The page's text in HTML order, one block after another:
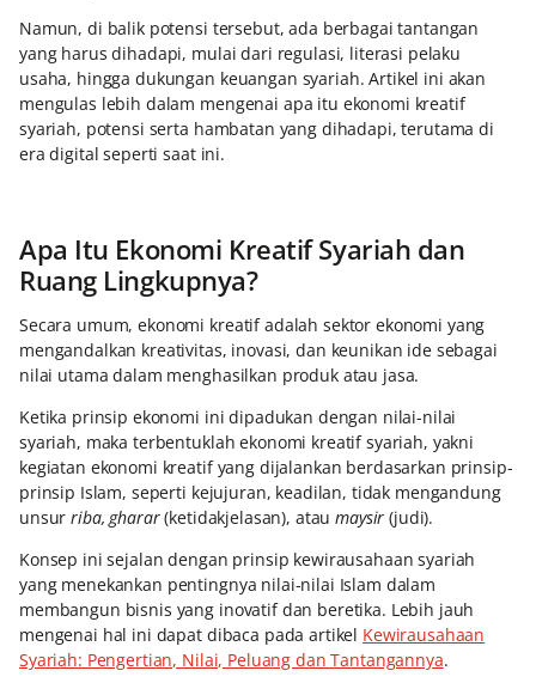
Namun, di balik potensi tersebut, ada berbagai tantangan
yang harus dihadapi, mulai dari regulasi, literasi pelaku
usaha, hingga dukungan keuangan syariah. Artikel ini akan
mengulas lebih dalam mengenai apa itu ekonomi kreatif
syariah, potensi serta hambatan yang dihadapi, terutama di
era digital seperti saat ini.
Apa Itu Ekonomi Kreatif Syariah dan
Ruang Lingkupnya?
Secara umum, ekonomi kreatif adalah sektor ekonomi yang
mengandalkan kreativitas, inovasi, dan keunikan ide sebagai
nilai utama dalam menghasilkan produk atau jasa.
Ketika prinsip ekonomi ini dipadukan dengan nilai-nilai
syariah, maka terbentuklah ekonomi kreatif syariah, yakni
kegiatan ekonomi kreatif yang dijalankan berdasarkan prinsip-
prinsip Islam, seperti kejujuran, keadilan, tidak mengandung
unsurriba, gharar(ketidakjelasan), ataumaysir (judi).
Konsep ini sejalan dengan prinsip kewirausahaan syariah
yang menekankan pentingnya nilai-nilai Islam dalam
membangun bisnis yang inovatif dan beretika. Lebih jauh
mengenai hal ini dapat dibaca pada artikel Kewirausahaan
Syariah: Pengertian, Nilai, Peluang dan Tantangannya.